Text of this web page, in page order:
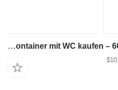
Module-T Bürocontainer mit WC kaufen – 600 × 240 cm, 14,4 m² | NEU